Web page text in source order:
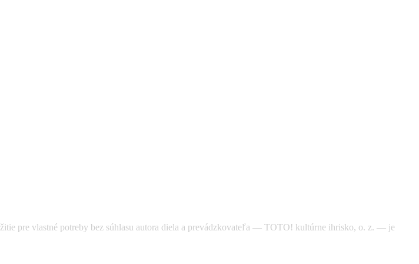
pre vlastné potreby bez súhlasu autora diela a prevádzkovateľa — TOTO! kultúrne ihrisko, o. z. — je